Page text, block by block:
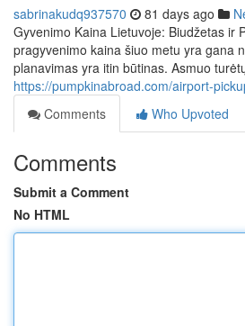
sabrinakudq937570 81 days ago
Gyvenimo Kaina Lietuvoje: Biudžetas ir
pragyvenimo kaina šiuo metu yra gana
planavimas yra itin būtinas. Asmuo
https://pumpkinabroad.com/airport-
Comments
Who Upvoted
Comments
Submit a Comment
No HTML